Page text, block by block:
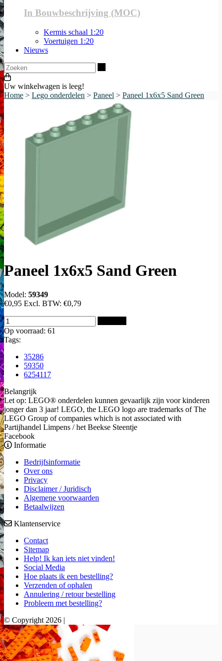
In Bouwbeschrijving (MOC)
Kermis schaal 1:20
Voertuigen 1:20
Nieuws
Uw winkelwagen is leeg!
Home > Lego onderdelen > Paneel > Paneel 1x6x5 Sand Green
Paneel 1x6x5 Sand Green
Model: 59349
€0,95 Excl. BTW: €0,79
Op voorraad: 61
Tags:
35286
59350
6254117
Belangrijk
Let op: LEGO® onderdelen kunnen gevaarlijk zijn voor kinderen
jonger dan 3 jaar! LEGO, the LEGO logo are trademarks of The
LEGO Group of companies which is not associated with
Partijhandel Limpens / het Beekse Steentje
Facebook
Informatie
Bedrijfsinformatie
Over ons
Privacy
Disclaimer / Juridisch
Algemene voorwaarden
Betaalwijzen
Klantenservice
Contact
Sitemap
Help! Ik kan iets niet vinden!
Social Media
Hoe plaats ik een bestelling?
Verzenden of ophalen
Annulering / retour bestelling
Probleem met bestelling?
© Copyright 2026 |